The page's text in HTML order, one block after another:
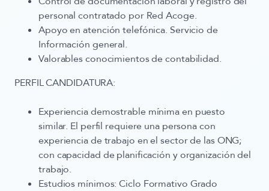
personal contratado por Red Acoge.
Apoyo en atención telefónica. Servicio de
Información general.
Valorables conocimientos de contabilidad.
PERFIL CANDIDATURA:
Experiencia demostrable mínima en puesto
similar. El perfil requiere una persona con
experiencia de trabajo en el sector de las ONG;
con capacidad de planificación y organización del
trabajo.
Estudios mínimos: Ciclo Formativo Grado